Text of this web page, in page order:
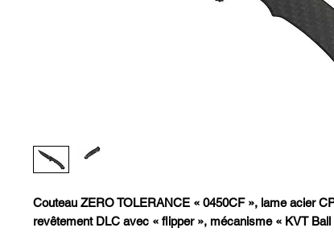
Couteau ZERO TOLERANCE « 0450CF », lame acier
revêtement DLC avec « flipper », mécanisme « KVT Ball